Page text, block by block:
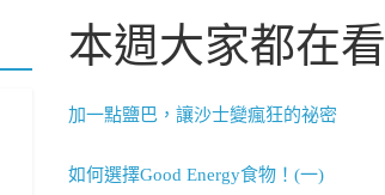
本週大家都在看
加一點鹽巴，讓沙士變瘋狂的祕密
如何選擇Good Energy食物！(一)